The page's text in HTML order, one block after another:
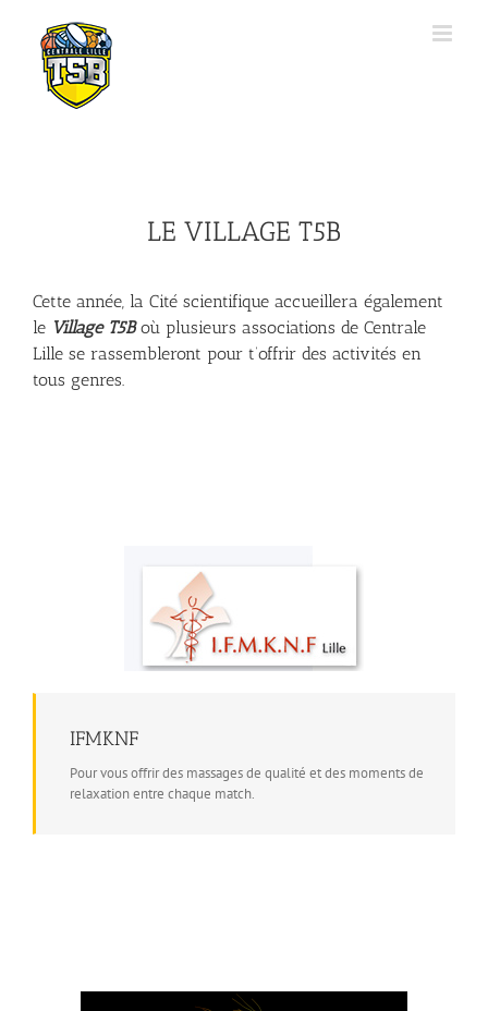
LE VILLAGE T5B
Cette année, la Cité scientifique accueillera également
le Village T5Boù plusieurs associations de Centrale
Lille se rassembleront pour t’offrir des activités en
tous genres.
IFMKNF
Pour vous offrir des massages de qualité et des moments de
relaxation entre chaque match.